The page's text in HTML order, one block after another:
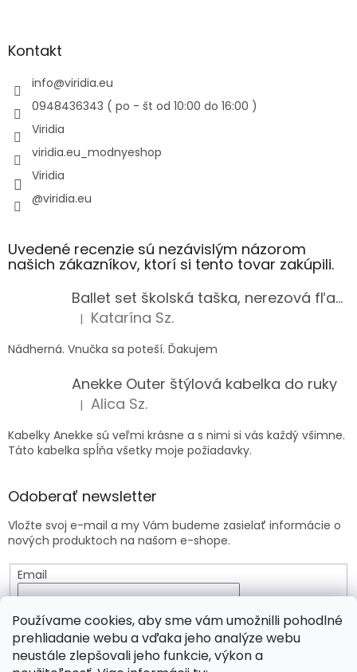
Používame cookies, aby sme vám umožnilli pohodlné
prehliadanie webu a vďaka jeho analýze webu
neustále zlepšovali jeho funkcie, výkon a
Kontakt
info@viridia.eu
0948436343 ( po - št od 10:00 do 16:00 )
Viridia
viridia.eu_modnyeshop
Viridia
@viridia.eu
Uvedené recenzie sú nezávislým názorom
našich zákazníkov, ktorí si tento tovar zakúpili.
Ballet set školská taška, nerezová fľaša a plný peračník s motívom baletky pre dievča
Hodnotenie produktu je 5 z 5 hviezdičiek.
| Katarína Sz.
Nádherná. Vnučka sa poteší. Ďakujem
Anekke Outer štýlová kabelka do ruky
Hodnotenie produktu je 5 z 5 hviezdičiek.
| Alica Sz.
Kabelky Anekke sú veľmi krásne a s nimi si vás každý všimne.
Táto kabelka spĺňa všetky moje požiadavky.
Odoberať newsletter
Vložte svoj e-mail a my Vám budeme zasielať informácie o
nových produktoch na našom e-shope.
Email
osobných údajov
PRIHLÁSIŤ SA